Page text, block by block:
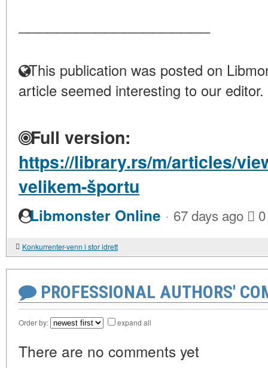
This publication was posted on
article seemed interesting to our editor.
Full version:
https://library.rs/m/articles/
velikem-športu
Libmonster Online · 67 days ago 0
Konkurrenter-venn i stor idrett
PROFESSIONAL AUTHORS'
Order by: expand all
There are no comments yet